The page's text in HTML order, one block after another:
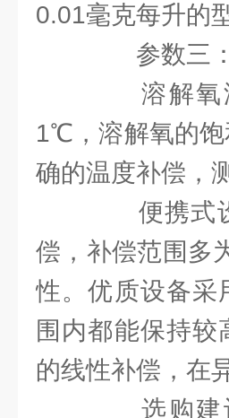
0.01毫克每升的
参数三：
溶解氧浓
1℃，溶解氧的饱
确的温度补偿，
便携式设
偿，补偿范围多
性。优质设备采
围内都能保持
的线性补偿，在
选购建议